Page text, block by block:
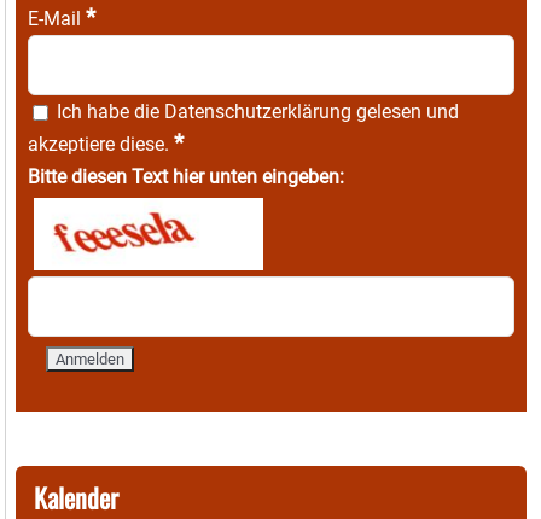
E-Mail *
Ich habe die Datenschutzerklärung gelesen und
akzeptiere diese. *
Bitte diesen Text hier unten eingeben:
Kalender